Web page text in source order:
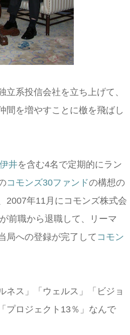
系投信会社を立ち上げて、
間を増やすことに檄を飛ばし
伊井を含む4名で定期的にラン
コモンズ30ファンドの構想の
2007年11月にコモンズ株式会
前職から退職して、リーマ
局への登録が完了して コモン
ネス」「ウェルス」「ビジョ
プロジェクト13％」なんで